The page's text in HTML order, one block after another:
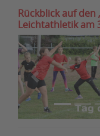
Rückblick auf den
Leichtathletik am
zurück